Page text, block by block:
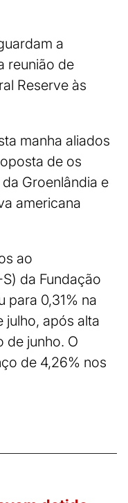
a
reunião de
Reserve às
manha aliados
de os
Groenlândia e
americana
ao
da Fundação
para 0,31% na
julho, após alta
de junho. O
de 4,26% nos